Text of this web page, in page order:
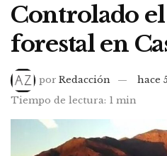
Controlado
forestal en
por Redacción
hace
Tiempo de lectura: 1 min